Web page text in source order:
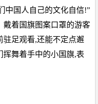
中国人自己的文化自信!”
戴着国旗图案口罩的游客
驻足观看,还能不定点邂
舞着手中的小国旗,表